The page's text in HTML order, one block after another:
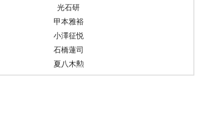
光石研
甲本雅裕
小澤征悦
石橋蓮司
夏八木勲